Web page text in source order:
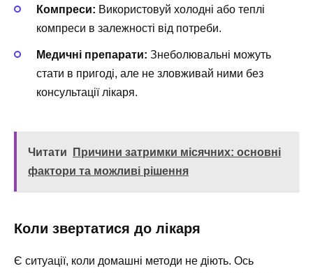
Компреси: Використовуй холодні або теплі
компреси в залежності від потреби.
Медичні препарати: Знеболювальні можуть
стати в пригоді, але не зловживай ними без
консультації лікаря.
Читати
Причини затримки місячних: основні
фактори та можливі рішення
Коли звертатися до лікаря
Є ситуації, коли домашні методи не діють. Ось